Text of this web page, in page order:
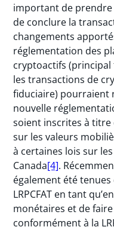
important de
de conclure la
changements
réglementation des
cryptoactifs
les transactions de
fiduciaire) pourraient
nouvelle
soient inscrites à
sur les valeurs
à certaines lois sur
Canada[4].
également été tenues
LRPCFAT en tant
monétaires et de
conformément à la